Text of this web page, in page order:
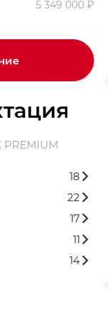
5 349 000 ₽
18
22
17
11
14